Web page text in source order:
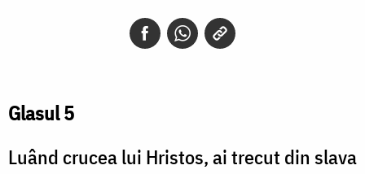
Glasul 5
Luând crucea lui Hristos, ai trecut din slava